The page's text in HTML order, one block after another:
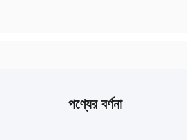
পণ্যের বর্ণনা